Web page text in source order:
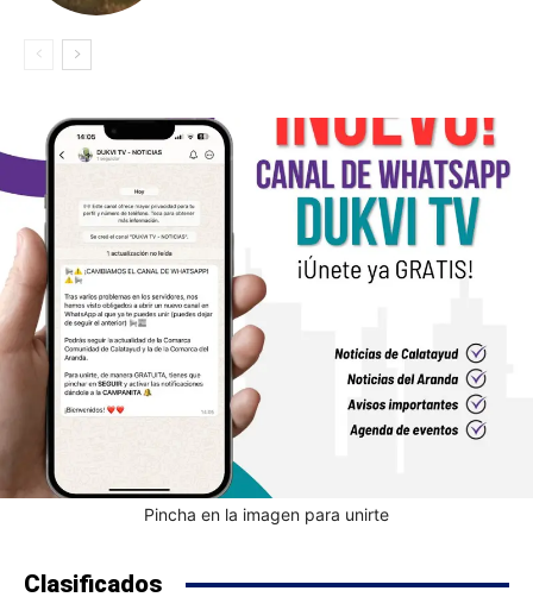
Pincha en la imagen para unirte
Clasificados